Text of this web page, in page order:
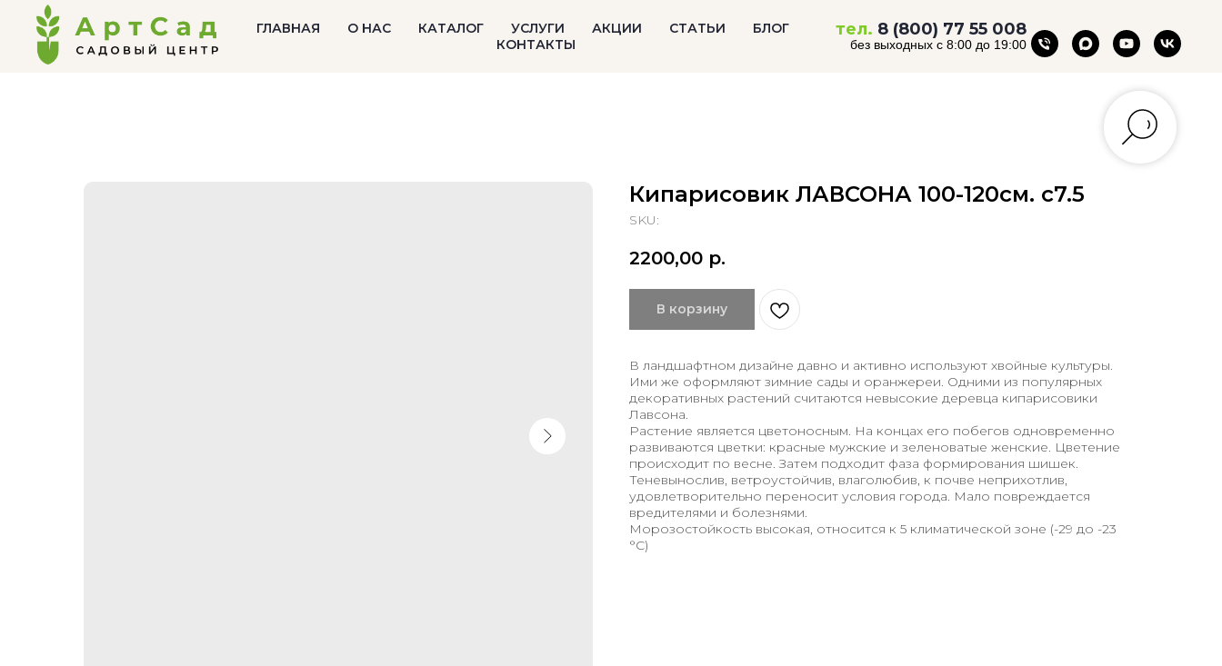
ГЛАВНАЯ О НАС КАТАЛОГ УСЛУГИ АКЦИИ СТАТЬИ
БЛОГ
КОНТАКТЫ
тел. 8 (800) 77 55 008
без выходных с 8:00 до 19:00
Кипарисовик ЛАВСОНА 100-120см. с7.5
SKU:
2200,00 р.
В корзину
В ландшафтном дизайне давно и активно используют хвойные культуры.
Ими же оформляют зимние сады и оранжереи. Одними из популярных
декоративных растений считаются невысокие деревца кипарисовики
Лавсона.
Растение является цветоносным. На концах его побегов одновременно
развиваются цветки: красные мужские и зеленоватые женские. Цветение
происходит по весне. Затем подходит фаза формирования шишек.
Теневынослив, ветроустойчив, влаголюбив, к почве неприхотлив,
удовлетворительно переносит условия города. Мало повреждается
вредителями и болезнями.
Морозостойкость высокая, относится к 5 климатической зоне (-29 до -23
°C)